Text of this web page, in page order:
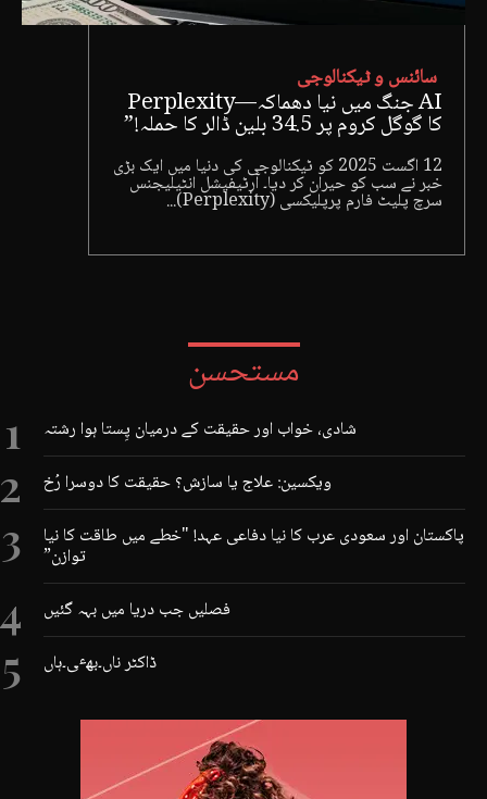
مستحسن
شادی، خواب اور حقیقت کے درمیان پِستا ہوا رشتہ
ویکسین: علاج یا سازش؟ حقیقت کا دوسرا رُخ
پاکستان اور سعودی عرب کا نیا دفاعی عہد! "خطے میں طاقت کا نیا
توازن”
فصلیں جب دریا میں بہہ گئیں
ڈاکٹر ناں۔بھٸ۔ہاں
سائنس و ٹیکنالوجی
AI جنگ میں نیا دھماکہ—Perplexity
کا گوگل کروم پر 34.5 بلین ڈالر کا حملہ!”
12 اگست 2025 کو ٹیکنالوجی کی دنیا میں ایک بڑی
خبر نے سب کو حیران کر دیا۔ آرٹیفیشل انٹیلیجنس
سرچ پلیٹ فارم پرپلیکسی (Perplexity)...